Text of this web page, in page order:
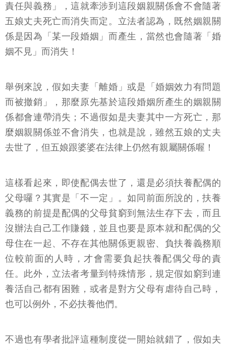
婚，那麼丈夫去世後，五娘還是否需要盡到「媳婦的
責任與義務」，這就牽涉到這段姻親關係會不會隨著
五娘丈夫死亡而消失而定。立法者認為，既然姻親關
舉例來說，假如夫妻「離婚」或是「婚姻效力有問題
而被撤銷」，那麼原先基於這段婚姻所產生的姻親關
係都會連帶消失；不過假如是夫妻其中一方死亡，那
這樣看起來，即使配偶去世了，還是必須扶養配偶的
父母囉？其實是「不一定」。如同前面所說的，扶養
義務的前提是配偶的父母貧窮到無法生存下去，而且
沒辦法自己工作賺錢，並且也要是原本就和配偶的父
母住在一起、不存在其他關係更親密、負扶養義務順
位較前面的人時，才會需要負起扶養配偶父母的責
任。此外，立法者考量到特殊情形，規定假如窮到連